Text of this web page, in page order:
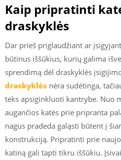
Kaip pripratinti
draskyklės
Dar prieš priglaudžiant ar
būtinus iššūkius, kurių galima
sprendimą dėl draskyklės
draskyklės nėra sudėtinga,
teks apsiginkluoti kantrybe. Nuo
augančios katės prie pripranta
nagus pradeda galąsti būtent į
konstrukciją. Pripratinti prie
katiną gali tapti tikru iššūkiu.